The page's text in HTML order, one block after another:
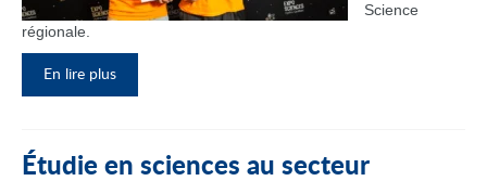
Science
régionale.
En lire plus
Étudie en sciences au secteur